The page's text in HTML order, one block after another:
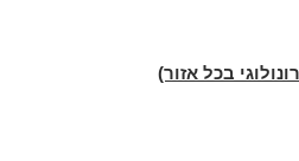
בכל אזור)